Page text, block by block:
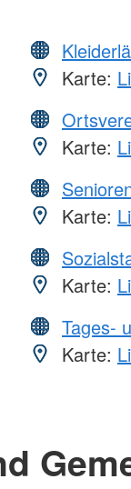
Karte:
Karte:
Karte:
Karte:
Tages-
Karte: